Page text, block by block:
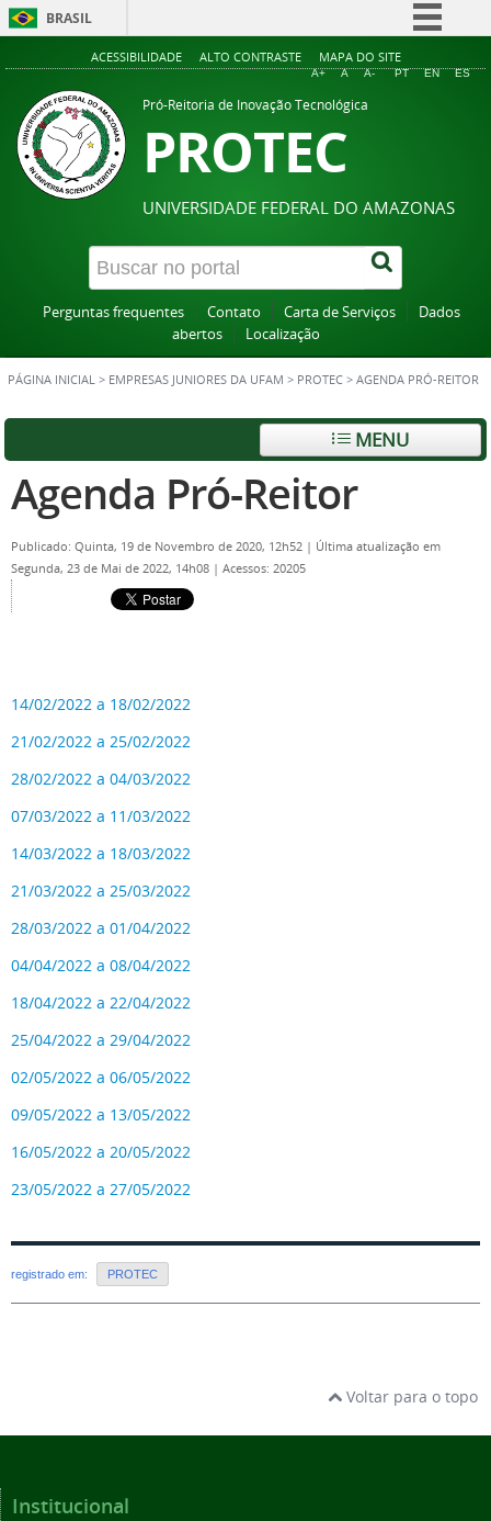
BRASIL
Simplifique!
Acesso à informação
ACESSIBILIDADE ALTO CONTRASTE MAPA DO SITE
A+ A A- PT EN ES
Pró-Reitoria de Inovação Tecnológica
PROTEC
UNIVERSIDADE FEDERAL DO AMAZONAS
Perguntas frequentes Contato Carta de Serviços
Dados
abertos
Localização
PÁGINA INICIAL > EMPRESAS JUNIORES DA UFAM > PROTEC > AGENDA PRÓ-REITOR
MENU
Agenda Pró-Reitor
Publicado: Quinta, 19 de Novembro de 2020, 12h52 | Última atualização em
Segunda, 23 de Mai de 2022, 14h08 | Acessos: 20205
14/02/2022 a 18/02/2022
21/02/2022 a 25/02/2022
28/02/2022 a 04/03/2022
07/03/2022 a 11/03/2022
14/03/2022 a 18/03/2022
21/03/2022 a 25/03/2022
28/03/2022 a 01/04/2022
04/04/2022 a 08/04/2022
18/04/2022 a 22/04/2022
25/04/2022 a 29/04/2022
02/05/2022 a 06/05/2022
09/05/2022 a 13/05/2022
16/05/2022 a 20/05/2022
23/05/2022 a 27/05/2022
registrado em: PROTEC
Voltar para o topo
Institucional